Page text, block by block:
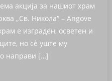
акција за нашиот храм
„Св. Никола“ – Angove
е изграден, осветен и
но сè уште му
направи […]